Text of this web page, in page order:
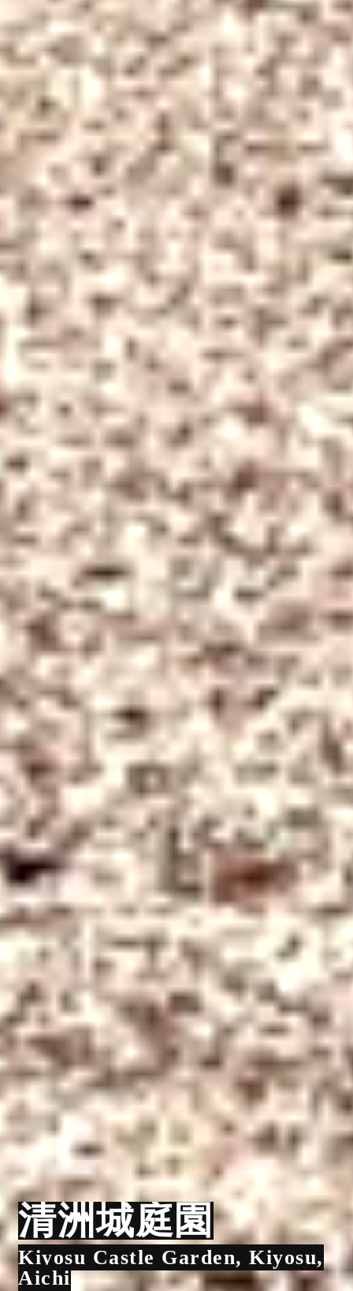
清洲城庭園
Kiyosu Castle Garden, Kiyosu,
Aichi